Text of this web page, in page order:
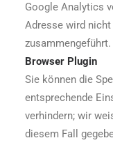
Google Analytics
Adresse wird
zusammengeführt.
Browser Plugin
Sie können die
entsprechende
verhindern; wir
diesem Fall